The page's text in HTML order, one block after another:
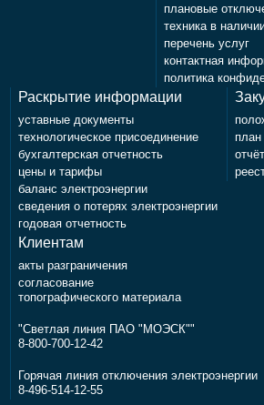
плановые
техника в
перечень услуг
контактная
политика
Раскрытие информации
уставные документы
технологическое присоединение
бухгалтерская отчетность
цены и тарифы
баланс электроэнергии
сведения о потерях электроэнергии
годовая отчетность
план
Клиентам
акты разграничения
согласование
топографического материала
"Светлая линия ПАО "МОЭСК""
8-800-700-12-42
Горячая линия отключения электроэнергии
8-496-514-12-55